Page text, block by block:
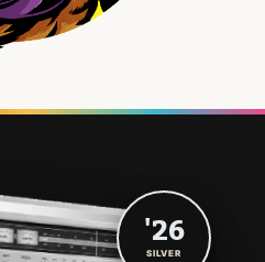
'26
SILVER